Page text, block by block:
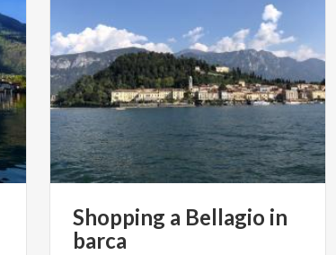
Shopping a Bellagio in
barca